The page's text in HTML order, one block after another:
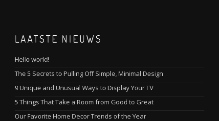
LAATSTE NIEUWS
Hello world!
The 5 Secrets to Pulling Off Simple, Minimal Design
9 Unique and Unusual Ways to Display Your TV
5 Things That Take a Room from Good to Great
Our Favorite Home Decor Trends of the Year